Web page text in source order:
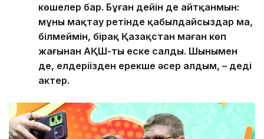
көшелер бар. Бұған дейін де айтқанмын:
мұны мақтау ретінде қабылдайсыздар ма,
білмеймін, бірақ Қазақстан маған көп
жағынан АҚШ-ты еске салды. Шынымен
де, елдеріңізден ерекше әсер алдым, – деді
актер.